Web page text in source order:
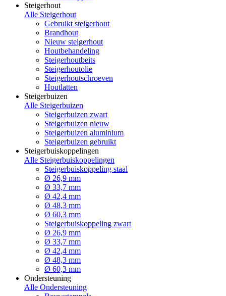
Steigerhout
Alle Steigerhout
Gebruikt steigerhout
Brandhout
Nieuw steigerhout
Houtbehandeling
Steigerhoutbeits
Steigerhoutolie
Steigerhoutschroeven
Houtlatten
Steigerbuizen
Alle Steigerbuizen
Steigerbuizen zwart
Steigerbuizen nieuw
Steigerbuizen aluminium
Steigerbuizen gebruikt
Steigerbuiskoppelingen
Alle Steigerbuiskoppelingen
Steigerbuiskoppeling staal
Ø 26,9 mm
Ø 33,7 mm
Ø 42,4 mm
Ø 48,3 mm
Ø 60,3 mm
Steigerbuiskoppeling zwart
Ø 26,9 mm
Ø 33,7 mm
Ø 42,4 mm
Ø 48,3 mm
Ø 60,3 mm
Ondersteuning
Alle Ondersteuning